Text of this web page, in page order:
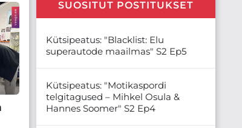
SUOSITUT POSTITUKSET
Kütsipeatus: "Blacklist: Elu
superautode maailmas" S2 Ep5
Kütsipeatus: "Motikaspordi
telgitagused – Mihkel Osula &
Hannes Soomer" S2 Ep4